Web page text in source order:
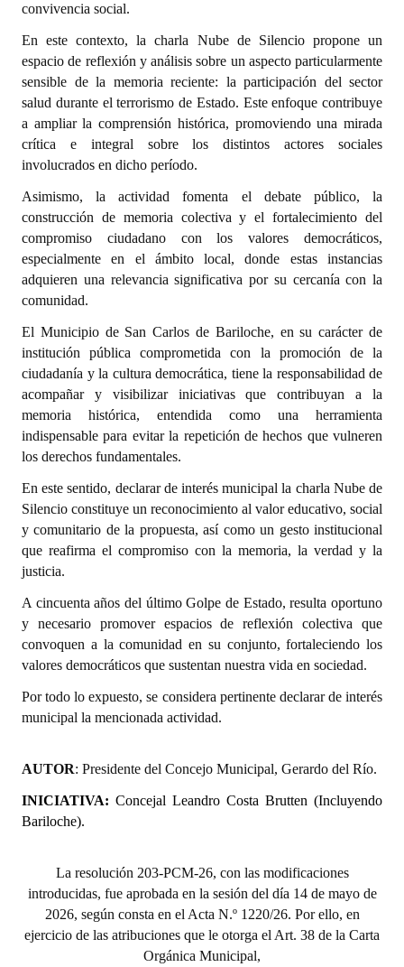
Comunicaciones
Declaraciones
Resoluciones de Presidencia
INSTITUCIONAL
Antiguos Pobladores
Noticias Destacadas
Registros y Distinciones
Premio al Mérito - Registro
Audiencias Públicas - Registro
Mujeres que Dejaron Huellas - Registro
Ciudadano Ilustre - Registro
Banca del Vecino - Registro
Huéspedes de Honor - Registro
Antiguos Pobladores - Registro
Reconocimientos - Registro
Bariloche, Municipio intercultural
Entrega de distinciones
REFORMA DE LA CARTA ORGÁNICA
convivencia social.
En este contexto, la charla Nube de Silencio propone un
espacio de reflexión y análisis sobre un aspecto particularmente
sensible de la memoria reciente: la participación del sector
salud durante el terrorismo de Estado. Este enfoque contribuye
a ampliar la comprensión histórica, promoviendo una mirada
crítica e integral sobre los distintos actores sociales
involucrados en dicho período.
Asimismo, la actividad fomenta el debate público, la
construcción de memoria colectiva y el fortalecimiento del
compromiso ciudadano con los valores democráticos,
especialmente en el ámbito local, donde estas instancias
adquieren una relevancia significativa por su cercanía con la
comunidad.
El Municipio de San Carlos de Bariloche, en su carácter de
institución pública comprometida con la promoción de la
ciudadanía y la cultura democrática, tiene la responsabilidad de
acompañar y visibilizar iniciativas que contribuyan a la
memoria histórica, entendida como una herramienta
indispensable para evitar la repetición de hechos que vulneren
los derechos fundamentales.
En este sentido, declarar de interés municipal la charla Nube de
Silencio constituye un reconocimiento al valor educativo, social
y comunitario de la propuesta, así como un gesto institucional
que reafirma el compromiso con la memoria, la verdad y la
justicia.
A cincuenta años del último Golpe de Estado, resulta oportuno
y necesario promover espacios de reflexión colectiva que
convoquen a la comunidad en su conjunto, fortaleciendo los
valores democráticos que sustentan nuestra vida en sociedad.
Por todo lo expuesto, se considera pertinente declarar de interés
municipal la mencionada actividad.
AUTOR: Presidente del Concejo Municipal, Gerardo del Río.
INICIATIVA: Concejal Leandro Costa Brutten (Incluyendo
Bariloche).
La resolución 203-PCM-26, con las modificaciones
introducidas, fue aprobada en la sesión del día 14 de mayo de
2026, según consta en el Acta N.º 1220/26. Por ello, en
ejercicio de las atribuciones que le otorga el Art. 38 de la Carta
Orgánica Municipal,